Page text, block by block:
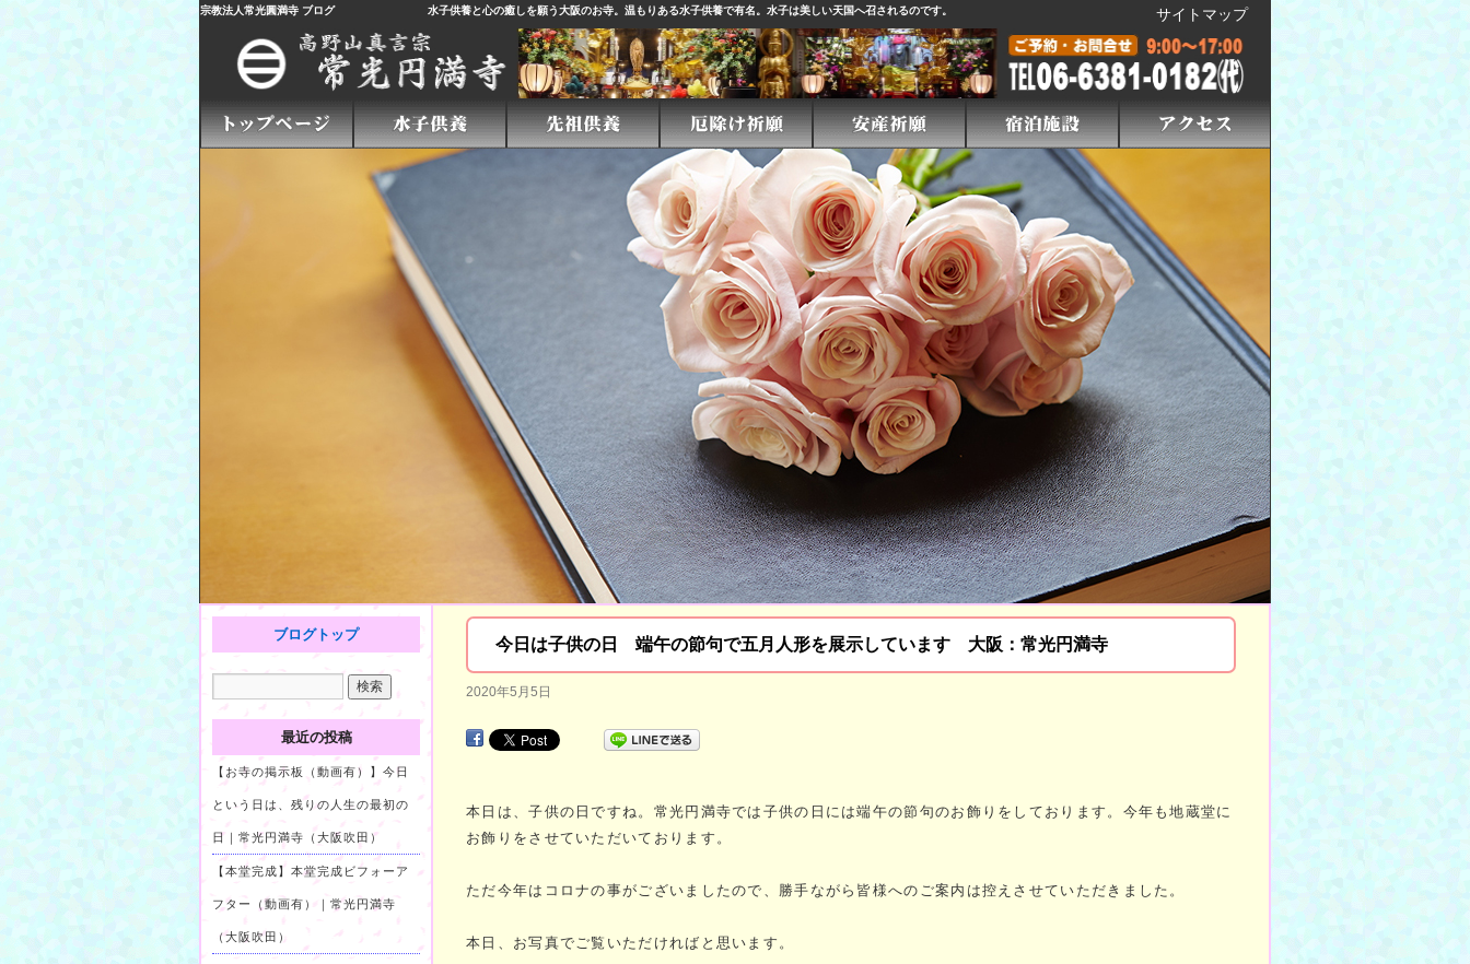
宗教法人常光圓満寺 ブログ 水子供養と心の癒しを願う大阪のお寺。温もりある水子供養で有名。水子は美しい天国へ召されるのです。 サイトマップ
今日は子供の日 端午の節句で五月人形を展示しています 大阪：常光円満寺
2020年5月5日
本日は、子供の日ですね。常光円満寺では子供の日には端午の節句のお飾りをしております。今年も地蔵堂に
お飾りをさせていただいております。
ただ今年はコロナの事がございましたので、勝手ながら皆様へのご案内は控えさせていただきました。
本日、お写真でご覧いただければと思います。
ブログトップ
最近の投稿
【お寺の掲示板（動画有）】今日
という日は、残りの人生の最初の
日｜常光円満寺（大阪吹田）
【本堂完成】本堂完成ビフォーア
フター（動画有）｜常光円満寺
（大阪吹田）